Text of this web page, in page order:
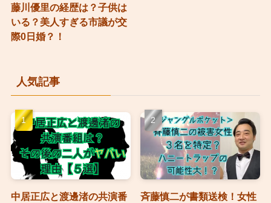
藤川優里の経歴は？子供は
いる？美人すぎる市議が交
際0日婚？！
人気記事
中居正広と渡邊渚の共演番
斉藤慎二が書類送検！女性